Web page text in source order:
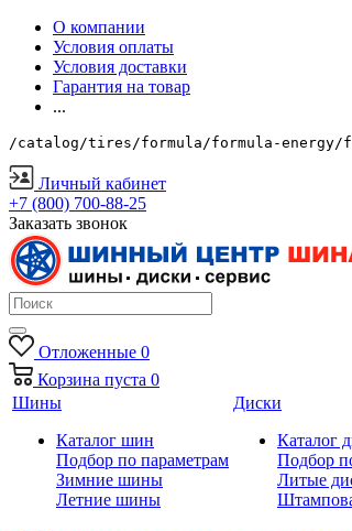
О компании
Условия оплаты
Условия доставки
Гарантия на товар
...
/catalog/tires/formula/formula-energy/
Личный кабинет
+7 (800) 700-88-25
Заказать звонок
Отложенные 0
Корзина пуста 0
Шины
Каталог шин
Подбор по параметрам
Зимние шины
Летние шины
Диски
Каталог
Подбор
Литые